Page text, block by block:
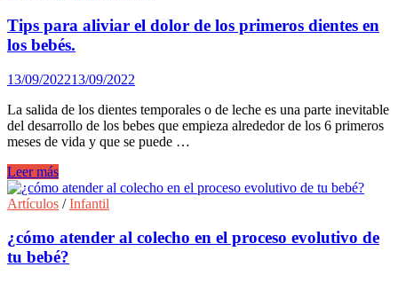
dolor
de
espalda
el
embarazo
y
la
lactancia.
Tips para aliviar el dolor de los primeros dientes en
los bebés.
13/09/202213/09/2022
La salida de los dientes temporales o de leche es una parte inevitable
del desarrollo de los bebes que empieza alrededor de los 6 primeros
meses de vida y que se puede …
Tips
para
aliviar
dolor
de
los
Leer más
Artículos /Infantil
¿cómo atender al colecho en el proceso evolutivo de
tu bebé?